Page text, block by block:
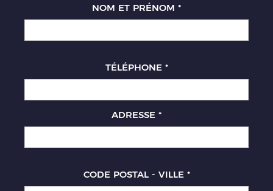
NOM ET PRÉNOM *
TÉLÉPHONE *
ADRESSE *
CODE POSTAL - VILLE *